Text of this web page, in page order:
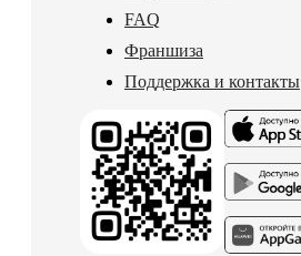
FAQ
Франшиза
Поддержка и контакты